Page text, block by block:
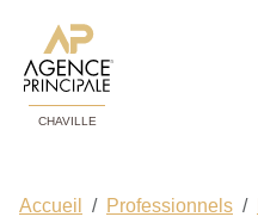
CHAVILLE
Accueil Professionnels